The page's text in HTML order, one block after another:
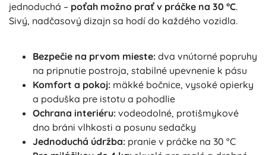
jednoduchá – poťah možno prať v práčke na 30 °C.
Sivý, nadčasový dizajn sa hodí do každého vozidla.
Bezpečie na prvom mieste: dva vnútorné popruhy
na pripnutie postroja, stabilné upevnenie k pásu
Komfort a pokoj: mäkké bočnice, vysoké opierky
a poduška pre istotu a pohodlie
Ochrana interiéru: vodeodolné, protišmykové
dno bráni vlhkosti a posunu sedačky
Jednoduchá údržba: pranie v práčke na 30 °C